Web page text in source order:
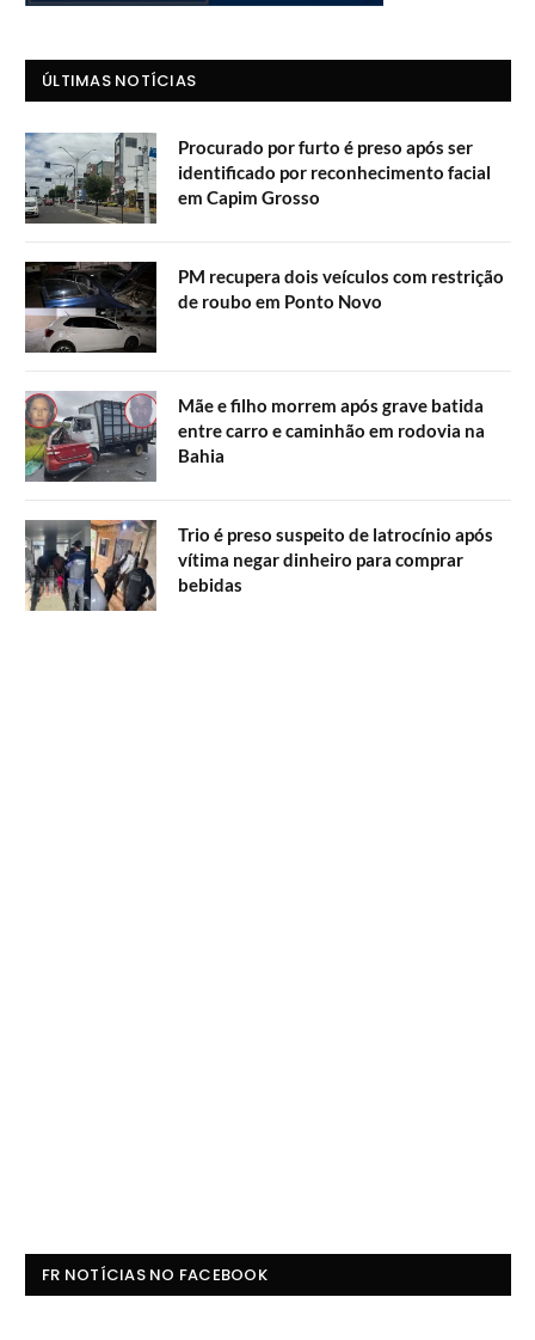
ÚLTIMAS NOTÍCIAS
Procurado por furto é preso após ser
identificado por reconhecimento facial
em Capim Grosso
PM recupera dois veículos com restrição
de roubo em Ponto Novo
Mãe e filho morrem após grave batida
entre carro e caminhão em rodovia na
Bahia
Trio é preso suspeito de latrocínio após
vítima negar dinheiro para comprar
bebidas
FR NOTÍCIAS NO FACEBOOK